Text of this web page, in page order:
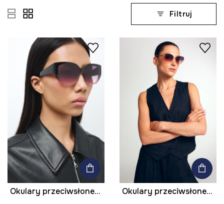
Filtruj
Okulary przeciwsłoneczne kocie oczy damskie
Okulary przeciwsłoneczne kocie oczy damskie